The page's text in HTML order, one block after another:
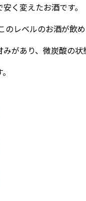
く変えたお酒です。
のレベルのお酒が飲
があり、微炭酸の状